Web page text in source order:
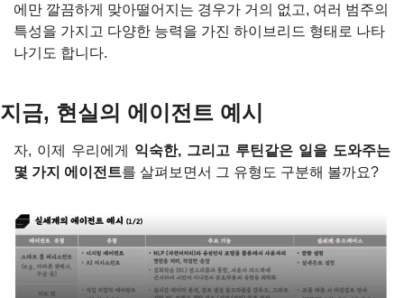
에만 깔끔하게 맞아떨어지는 경우가 거의 없고, 여러 범주의
특성을 가지고 다양한 능력을 가진 하이브리드 형태로 나타
나기도 합니다.
지금, 현실의 에이전트 예시
자, 이제 우리에게 익숙한, 그리고 루틴같은 일을 도와주는
몇 가지 에이전트를 살펴보면서 그 유형도 구분해 볼까요?